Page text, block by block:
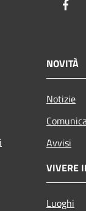
NOVITÀ
Notizie
Avvisi
VIVERE
Luoghi